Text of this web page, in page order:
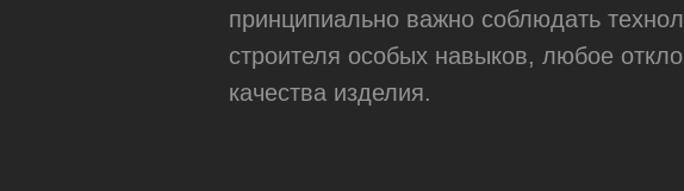
принципиально важно соблюдать
строителя особых навыков, любое
качества изделия.